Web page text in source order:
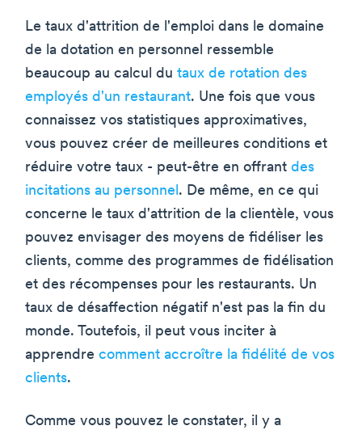
Le taux d'attrition de l'emploi dans le domaine
de la dotation en personnel ressemble
beaucoup au calcul du taux de rotation des
employés d'un restaurant. Une fois que vous
connaissez vos statistiques approximatives,
vous pouvez créer de meilleures conditions et
réduire votre taux - peut-être en offrant des
incitations au personnel . De même, en ce qui
concerne le taux d'attrition de la clientèle, vous
pouvez envisager des moyens de fidéliser les
clients, comme des programmes de fidélisation
et des récompenses pour les restaurants. Un
taux de désaffection négatif n'est pas la fin du
monde. Toutefois, il peut vous inciter à
apprendre comment accroître la fidélité de vos
clients.
Comme vous pouvez le constater, il y a